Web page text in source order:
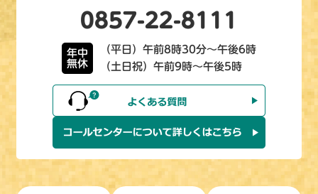
0857-22-8111
年中
無休
（平日）午前8時30分～午後6時
（土日祝）午前9時～午後5時